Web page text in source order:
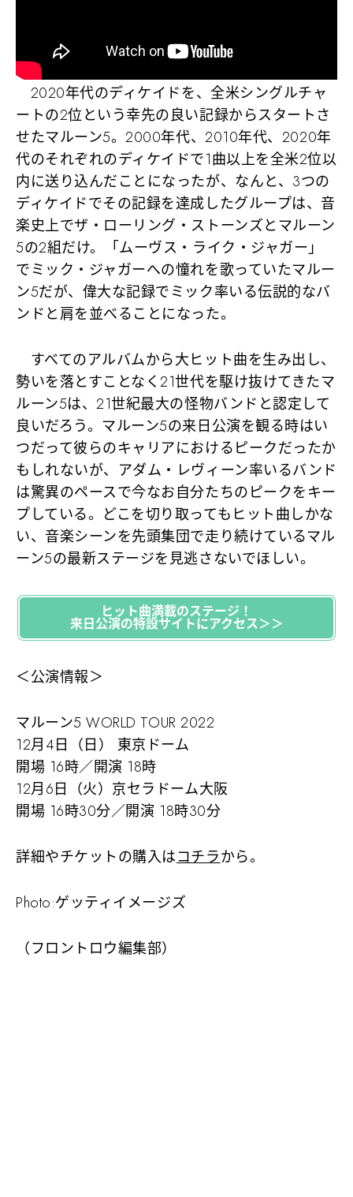
2020年代のディケイドを、全米シングルチャ
ートの2位という幸先の良い記録からスタートさ
せたマルーン5。2000年代、2010年代、2020年
代のそれぞれのディケイドで1曲以上を全米2位以
内に送り込んだことになったが、なんと、3つの
ディケイドでその記録を達成したグループは、音
楽史上でザ・ローリング・ストーンズとマルーン
5の2組だけ。「ムーヴス・ライク・ジャガー」
でミック・ジャガーへの憧れを歌っていたマルー
ン5だが、偉大な記録でミック率いる伝説的なバ
ンドと肩を並べることになった。
すべてのアルバムから大ヒット曲を生み出し、
勢いを落とすことなく21世代を駆け抜けてきたマ
ルーン5は、21世紀最大の怪物バンドと認定して
良いだろう。マルーン5の来日公演を観る時はい
つだって彼らのキャリアにおけるピークだったか
もしれないが、アダム・レヴィーン率いるバンド
は驚異のペースで今なお自分たちのピークをキー
プしている。どこを切り取ってもヒット曲しかな
い、音楽シーンを先頭集団で走り続けているマル
ーン5の最新ステージを見逃さないでほしい。
ヒット曲満載のステージ！
来日公演の特設サイトにアクセス＞＞
＜公演情報＞
マルーン5 WORLD TOUR 2022
12月4日（日） 東京ドーム
開場 16時／開演 18時
12月6日（火）京セラドーム大阪
開場 16時30分／開演 18時30分
詳細やチケットの購入はコチラから。
Photo:ゲッティイメージズ
（フロントロウ編集部）